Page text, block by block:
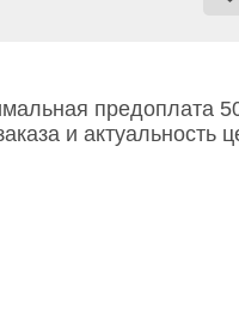
предоплата
и актуальность